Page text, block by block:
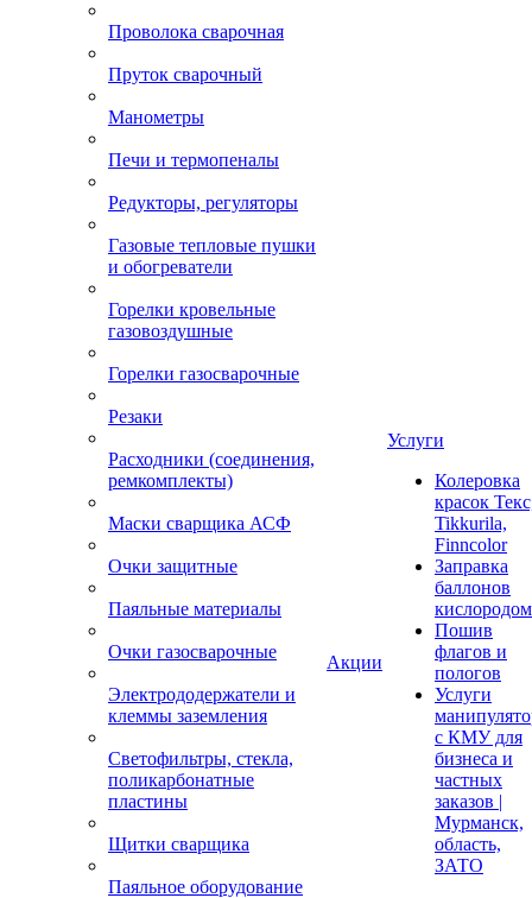
Проволока сварочная
Пруток сварочный
Манометры
Печи и термопеналы
Редукторы, регуляторы
Газовые тепловые пушки
и обогреватели
Горелки кровельные
газовоздушные
Горелки газосварочные
Резаки
Расходники (соединения,
ремкомплекты)
Маски сварщика АСФ
Очки защитные
Паяльные материалы
Очки газосварочные
Электрододержатели и
клеммы заземления
Светофильтры, стекла,
поликарбонатные
пластины
Щитки сварщика
Паяльное оборудование
Акции
Услуги
Колеровка
красок
Tikkurila,
Finncolor
Заправка
баллонов
кислородом
Пошив
флагов и
пологов
Услуги
с КМУ для
бизнеса и
частных
заказов |
Мурманск,
область,
ЗАТО